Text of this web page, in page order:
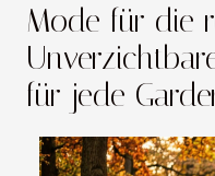
Mode für die
für jede